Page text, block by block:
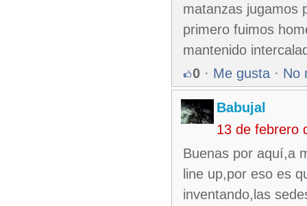
matanzas jugamos
primero fuimos
mantenido
0 · Me gusta · No
Babujal
13 de febrero
Buenas por aquí,a
line up,por eso es
inventando,las